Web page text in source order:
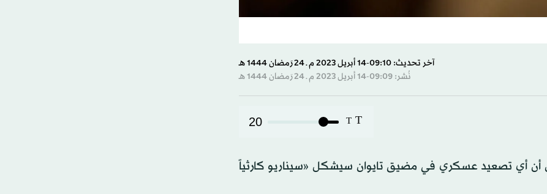
آخر تحديث: 09:10-14 أبريل 2023 م ـ 24 رَمضان 1444 هـ
نُشر: 09:09-14 أبريل 2023 م ـ 24 رَمضان 1444 هـ
T
T
20
من أن أي تصعيد عسكري في مضيق تايوان سيشكل «سيناريو كارثياً